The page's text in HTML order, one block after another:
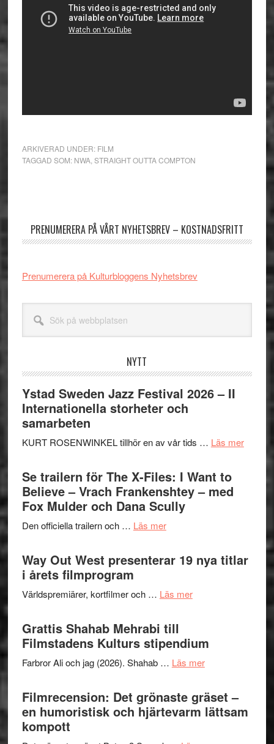
ARKIVERAD UNDER: FILM
TAGGAD SOM: NWA, STRAIGHT OUTTA COMPTON
PRENUMERERA PÅ VÅRT NYHETSBREV – KOSTNADSFRITT
Prenumerera på Kulturbloggens Nyhetsbrev
webbplatsen
NYTT
Ystad Sweden Jazz Festival 2026 – II
Internationella storheter och
samarbeten
KURT ROSENWINKEL tillhör en av vår tids … Läs merom
Ystad
Se trailern för The X-Files: I Want to
Believe – Vrach Frankenshtey – med
Fox Mulder och Dana Scully
Den officiella trailern och … Läs merom
trailern
för
X-
I
Want
to
Believe
Vrach
Frankenshtey
Way Out West presenterar 19 nya titlar
i årets filmprogram
Världspremiärer, kortfilmer och … Läs merom
presenterar
19
titlar
i
Grattis Shahab Mehrabi till
Filmstadens Kulturs stipendium
Farbror Ali och jag (2026). Shahab … Läs merom
Shahab
Mehrabi
till
Filmrecension: Det grönaste gräset –
en humoristisk och hjärtevarm lättsam
kompott